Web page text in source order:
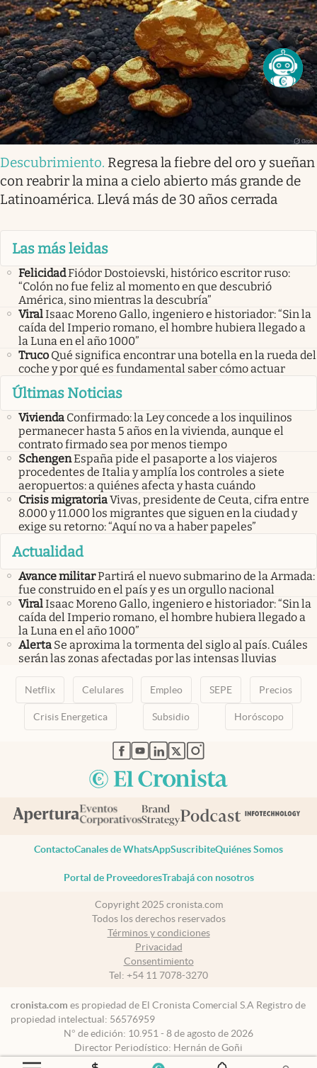
Descubrimiento. Regresa la fiebre del oro y sueñan
con reabrir la mina a cielo abierto más grande de
Latinoamérica. Llevá más de 30 años cerrada
Las más leidas
FelicidadFiódor Dostoievski, histórico escritor ruso:
“Colón no fue feliz al momento en que descubrió
América, sino mientras la descubría”
ViralIsaac Moreno Gallo, ingeniero e historiador: “Sin la
caída del Imperio romano, el hombre hubiera llegado a
la Luna en el año 1000”
Truco Qué significa encontrar una botella en la rueda del
coche y por qué es fundamental saber cómo actuar
Últimas Noticias
Vivienda Confirmado: la Ley concede a los inquilinos
permanecer hasta 5 años en la vivienda, aunque el
contrato firmado sea por menos tiempo
SchengenEspaña pide el pasaporte a los viajeros
procedentes de Italia y amplía los controles a siete
aeropuertos: a quiénes afecta y hasta cuándo
Crisis migratoriaVivas, presidente de Ceuta, cifra entre
8.000 y 11.000 los migrantes que siguen en la ciudad y
exige su retorno: “Aquí no va a haber papeles”
Actualidad
Avance militarPartirá el nuevo submarino de la Armada:
fue construido en el país y es un orgullo nacional
ViralIsaac Moreno Gallo, ingeniero e historiador: “Sin la
caída del Imperio romano, el hombre hubiera llegado a
la Luna en el año 1000”
Alerta Se aproxima la tormenta del siglo al país. Cuáles
serán las zonas afectadas por las intensas lluvias
Netflix Celulares Empleo SEPE Precios
Crisis Energetica Subsidio Horóscopo
abre en nueva pestaña
abre en nueva pestaña
abre en nueva pestaña
abre en nueva pestaña
abre en nueva pestaña
ContactoCanales de WhatsAppSuscribiteQuiénes Somos
Portal de ProveedoresTrabajá con nosotros
Copyright 2025 cronista.com
Todos los derechos reservados
Términos y condiciones
Privacidad
Consentimiento
Tel: +54 11 7078-3270
cronista.com es propiedad de El Cronista Comercial S.A Registro de
propiedad intelectual: 56576959
N° de edición: 10.951 - 8 de agosto de 2026
Director Periodístico: Hernán de Goñi